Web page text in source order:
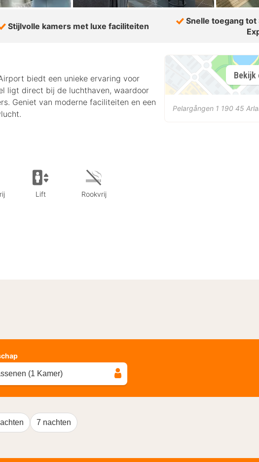
Stijlvolle kamers met luxe faciliteiten
Snelle toegang
biedt een unieke ervaring voor
ligt direct bij de luchthaven, waardoor
Geniet van moderne faciliteiten en een
Lift Rookvrij
Bekijk
Pelargången 1 190 45
(1 Kamer)
7 nachten